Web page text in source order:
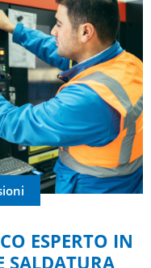
ESPERTO IN
SALDATURA